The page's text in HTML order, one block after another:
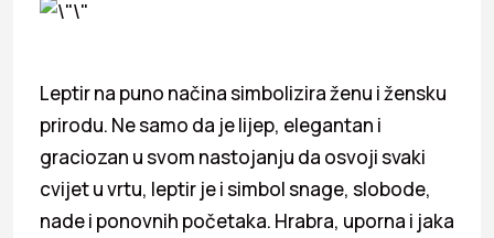
Leptir na puno načina simbolizira ženu i žensku
prirodu. Ne samo da je lijep, elegantan i
graciozan u svom nastojanju da osvoji svaki
cvijet u vrtu, leptir je i simbol snage, slobode,
nade i ponovnih početaka. Hrabra, uporna i jaka